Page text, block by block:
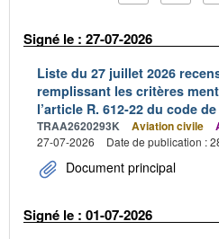
Signé le : 27-07-2026
Liste du 27 juillet 2026
remplissant les critères
l’article R. 612-22 du code
TRAA2620293K Aviation civile
27-07-2026
Date de publication :
Document principal
Signé le : 01-07-2026